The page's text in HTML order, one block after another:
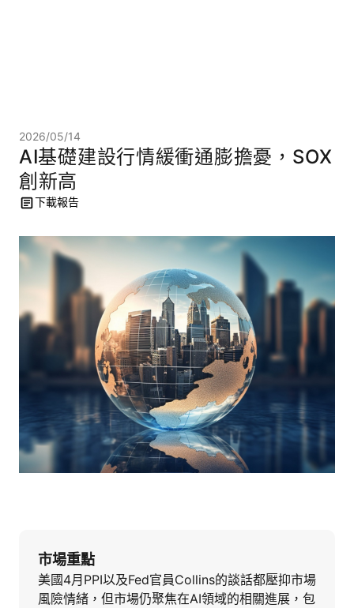
2026/05/14
AI基礎建設行情緩衝通膨擔憂，SOX
創新高
下載報告
市場重點
美國4月PPI以及Fed官員Collins的談話都壓抑市場
風險情緒，但市場仍聚焦在AI領域的相關進展，包